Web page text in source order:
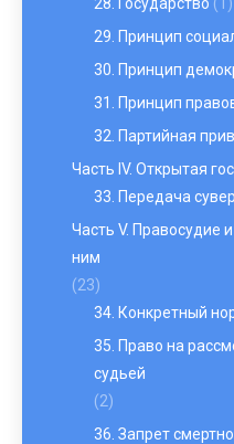
29. Принцип
30. Принцип
31. Принцип
32. Партийная
Часть IV. Открытая
33. Передача
Часть V. Правосудие
ним
(23)
34. Конкретный
35. Право на
судьей
(2)
36. Запрет